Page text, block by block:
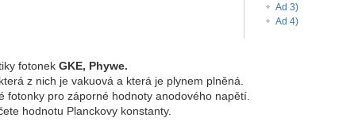
Ad 3)
Ad 4)
fotonek GKE, Phywe.
z nich je vakuová a která je plynem plněná.
fotonky pro záporné hodnoty anodového napětí.
hodnotu Planckovy konstanty.